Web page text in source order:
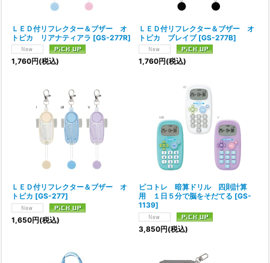
ＬＥＤ付リフレクター＆ブザー オ
トピカ リアナティアラ [GS-277R]
1,760円(税込)
ＬＥＤ付リフレクター＆ブザー オ
トピカ ブレイブ [GS-277B]
1,760円(税込)
ＬＥＤ付リフレクター＆ブザー オ
トピカ [GS-277]
1,650円(税込)
ピコトレ 暗算ドリル 四則計算
用 １日５分で脳をそだてる [GS-
1139]
3,850円(税込)